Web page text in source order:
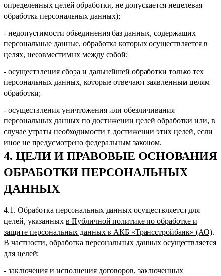
определенных целей обработки, не допускается нецелевая
обработка персональных данных);
- недопустимости объединения баз данных, содержащих
персональные данные, обработка которых осуществляется в
целях, несовместимых между собой;
- осуществления сбора и дальнейшей обработки только тех
персональных данных, которые отвечают заявленным целям
обработки;
- осуществления уничтожения или обезличивания
персональных данных по достижении целей обработки или, в
случае утраты необходимости в достижении этих целей, если
иное не предусмотрено федеральным законом.
4. ЦЕЛИ И ПРАВОВЫЕ ОСНОВАНИЯ
ОБРАБОТКИ ПЕРСОНАЛЬНЫХ
ДАННЫХ
4.1. Обработка персональных данных осуществляется для
целей, указанных в Публичной политике по обработке и
защите персональных данных в АКБ «Трансстройбанк» (АО).
В частности, обработка персональных данных осуществляется
для целей:
- заключения и исполнения договоров, заключенных